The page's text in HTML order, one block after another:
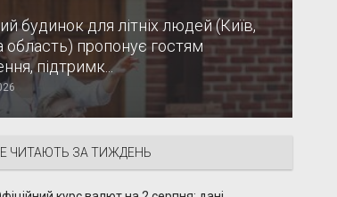
будинок для літніх людей (Київ,
область) пропонує гостям
підтримк...
ЧИТАЮТЬ ЗА ТИЖДЕНЬ